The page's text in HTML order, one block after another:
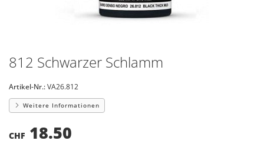
812 Schwarzer Schlamm
Artikel-Nr.:VA26.812
Weitere Informationen
CHF 18.50